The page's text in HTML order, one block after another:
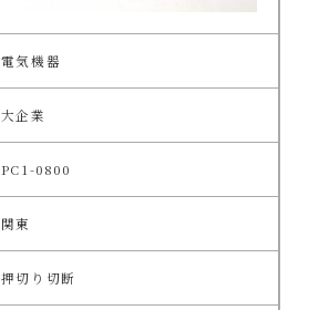
電気機器
大企業
PC1-0800
関東
押切り切断